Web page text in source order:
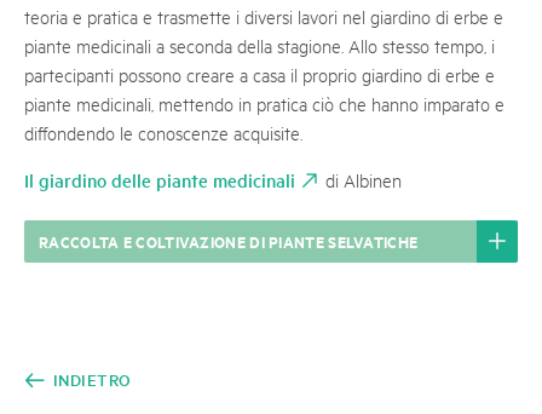
teoria e pratica e trasmette i diversi lavori nel giardino di erbe e
piante medicinali a seconda della stagione. Allo stesso tempo, i
partecipanti possono creare a casa il proprio giardino di erbe e
piante medicinali, mettendo in pratica ciò che hanno imparato e
diffondendo le conoscenze acquisite.
Il giardino delle piante medicinali di Albinen
RACCOLTA E COLTIVAZIONE DI PIANTE SELVATICHE
INDIETRO